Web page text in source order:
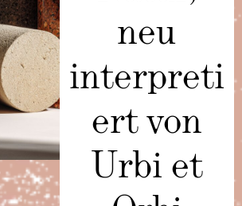
neu
interpreti
ert von
Urbi et